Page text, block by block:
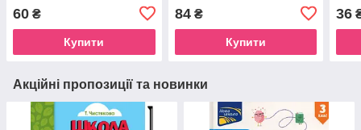
тематичного оцінювання.
8 клас
60 ₴
Купити
підсумкового оцінювання.
3 клас
84₴
Купити
2
36
Акційні пропозиції та новинки